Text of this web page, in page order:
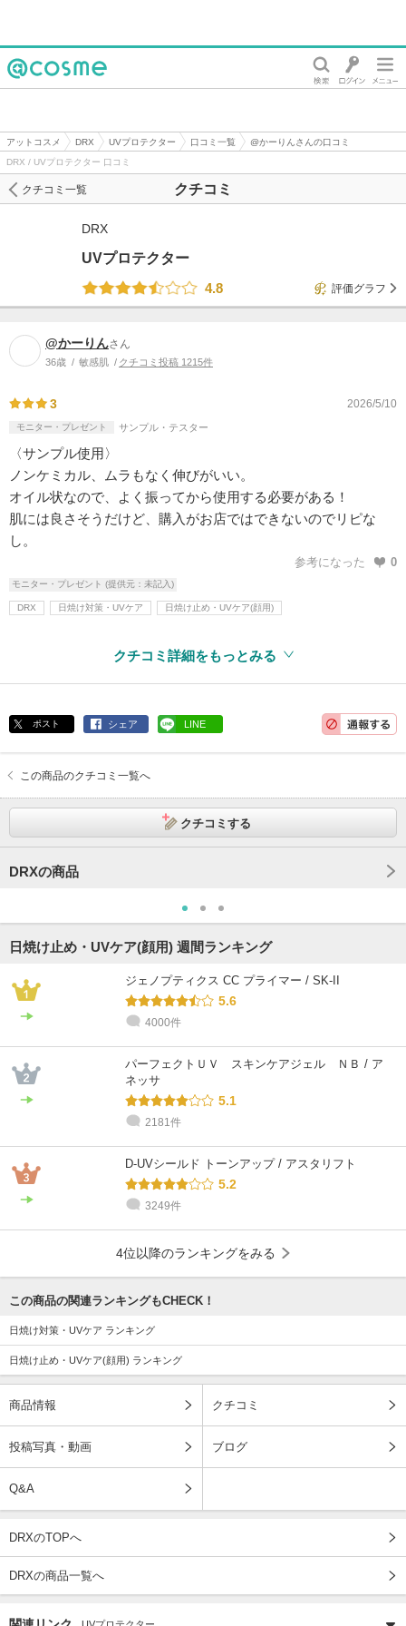
アットコスメ DRX UVプロテクター 口コミ一覧
@かーりんさんの口コミ
DRX / UVプロテクター 口コミ
クチコミ
クチコミ一覧
DRX
UVプロテクター
4.8
評価グラフ
@かーりんさん
36歳 敏感肌 クチコミ投稿 1215件
3 2026/5/10
モニター・プレゼント サンプル・テスター
〈サンプル使用〉
ノンケミカル、ムラもなく伸びがいい。
オイル状なので、よく振ってから使用する必要がある！
肌には良さそうだけど、購入がお店ではできないのでリピな
し。
参考になった 0
モニター・プレゼント (提供元：未記入)
DRX 日焼け対策・UVケア 日焼け止め・UVケア(顔用)
クチコミ詳細をもっとみる
ポスト シェア LINE
この商品のクチコミ一覧へ
クチコミする
DRXの商品
日焼け止め・UVケア(顔用) 週間ランキング
ジェノプティクス CC プライマー / SK-II
5.6
4000件
パーフェクトＵＶ スキンケアジェル ＮＢ / ア
ネッサ
5.1
2181件
D-UVシールド トーンアップ / アスタリフト
5.2
3249件
4位以降のランキングをみる
この商品の関連ランキングもCHECK！
日焼け対策・UVケア ランキング
日焼け止め・UVケア(顔用) ランキング
商品情報 クチコミ
投稿写真・動画 ブログ
Q&A
DRXのTOPへ
DRXの商品一覧へ